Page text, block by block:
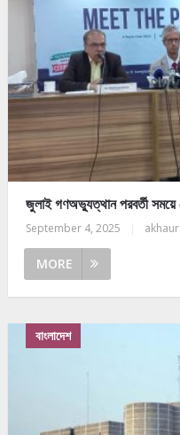
জুলাই গণঅভ্যুত্থান পরবর্তী
September 4, 2025
MORE
বাংলাদেশ